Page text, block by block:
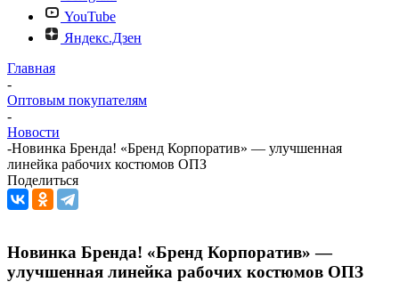
YouTube
Яндекс.Дзен
Главная
-
Оптовым покупателям
-
Новости
-Новинка Бренда! «Бренд Корпоратив» — улучшенная
линейка рабочих костюмов ОПЗ
Поделиться
Новинка Бренда! «Бренд Корпоратив» —
улучшенная линейка рабочих костюмов ОПЗ